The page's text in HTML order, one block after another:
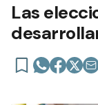
Las